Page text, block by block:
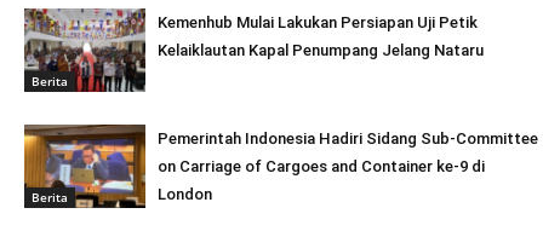
Berita
Kemenhub Mulai Lakukan Persiapan Uji Petik
Kelaiklautan Kapal Penumpang Jelang Nataru
Berita
Pemerintah Indonesia Hadiri Sidang Sub-Committee
on Carriage of Cargoes and Container ke-9 di
London